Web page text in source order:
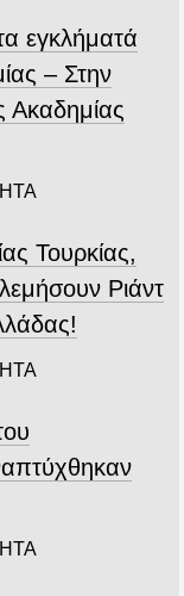
εγκλήματά
– Στην
Ακαδημίας
Τουρκίας,
Ριάντ